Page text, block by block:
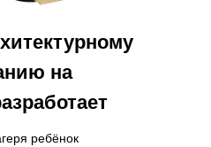
на
ребёнок